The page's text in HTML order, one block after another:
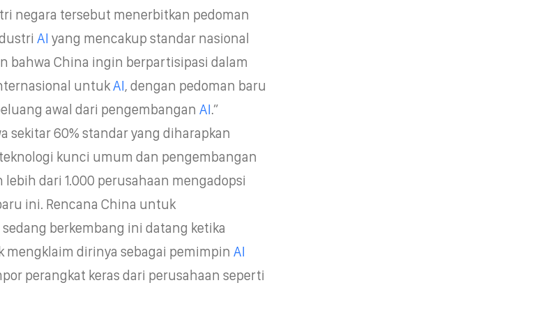
negara tersebut menerbitkan pedoman
AI yang mencakup standar nasional
bahwa China ingin berpartisipasi dalam
untukAI, dengan pedoman baru
awal dari pengembangan AI.”
sekitar 60% standar yang diharapkan
kunci umum dan pengembangan
dari 1.000 perusahaan mengadopsi
ini. Rencana China untuk
berkembang ini datang ketika
dirinya sebagai pemimpin AI
perangkat keras dari perusahaan seperti